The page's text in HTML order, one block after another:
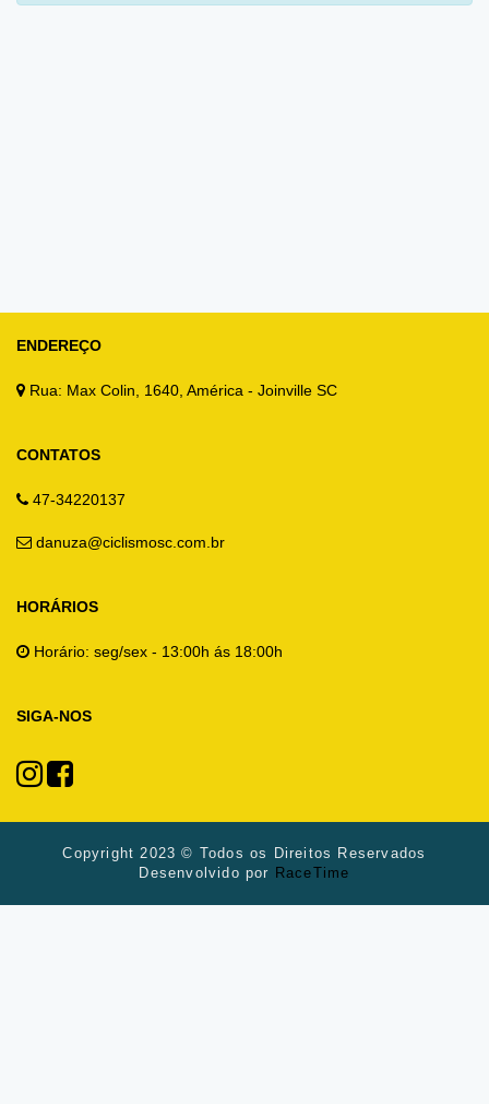
ENDEREÇO
Rua: Max Colin, 1640, América - Joinville SC
CONTATOS
47-34220137
danuza@ciclismosc.com.br
HORÁRIOS
Horário: seg/sex - 13:00h ás 18:00h
SIGA-NOS
Copyright 2023 © Todos os Direitos Reservados
Desenvolvido por
RaceTime